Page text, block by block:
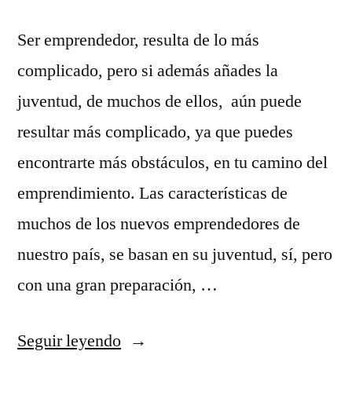
Ser emprendedor, resulta de lo más
complicado, pero si además añades la
juventud, de muchos de ellos, aún puede
resultar más complicado, ya que puedes
encontrarte más obstáculos, en tu camino del
emprendimiento. Las características de
muchos de los nuevos emprendedores de
nuestro país, se basan en su juventud, sí, pero
con una gran preparación, …
Seguir leyendo«10